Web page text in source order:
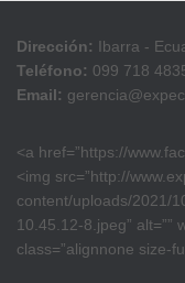
Dirección: Ibarra -
Teléfono: 099 718
Email:
<a href=”https://
<img src=”http://
content/uploads/2021/
10.45.12-8.jpeg” alt=””
class=”alignnone size-